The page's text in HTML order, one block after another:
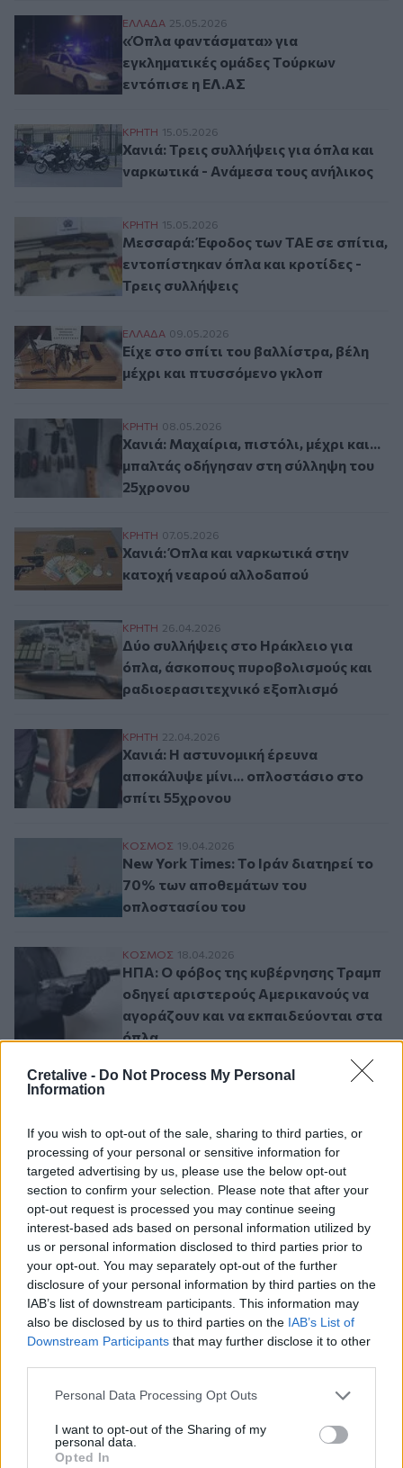
Cretalive - Do Not Process My Personal
Information
If you wish to opt-out of the sale, sharing to third parties, or
processing of your personal or sensitive information for
targeted advertising by us, please use the below opt-out
section to confirm your selection. Please note that after your
opt-out request is processed you may continue seeing
interest-based ads based on personal information utilized by
us or personal information disclosed to third parties prior to
your opt-out. You may separately opt-out of the further
disclosure of your personal information by third parties on the
IAB’s list of downstream participants. This information may
also be disclosed by us to third parties on the IAB’s List of
Downstream Participants that may further disclose it to other
Personal Data Processing Opt Outs
I want to opt-out of the Sharing of my
personal data.
Opted In
«Όπλα φαντάσματα» για εγκληματικές
ΕΛΛAΔΑ 25.05.2026
«Όπλα φαντάσματα» για
εγκληματικές ομάδες Τούρκων
εντόπισε η ΕΛ.ΑΣ
Χανιά: Τρεις συλλήψεις για όπλα και
ΚΡΗΤΗ 15.05.2026
Χανιά: Τρεις συλλήψεις για όπλα και
ναρκωτικά - Ανάμεσα τους ανήλικος
Μεσσαρά: Έφοδος των ΤΑΕ σε σπίτια,
ΚΡΗΤΗ 15.05.2026
Μεσσαρά: Έφοδος των ΤΑΕ σε σπίτια,
εντοπίστηκαν όπλα και κροτίδες -
Τρεις συλλήψεις
Είχε στο σπίτι του βαλλίστρα, βέλη
ΕΛΛAΔΑ 09.05.2026
Είχε στο σπίτι του βαλλίστρα, βέλη
μέχρι και πτυσσόμενο γκλοπ
Χανιά: Μαχαίρια, πιστόλι, μέχρι και...
ΚΡΗΤΗ 08.05.2026
Χανιά: Μαχαίρια, πιστόλι, μέχρι και...
μπαλτάς οδήγησαν στη σύλληψη του
25χρονου
Χανιά: Όπλα και ναρκωτικά στην κατοχή
ΚΡΗΤΗ 07.05.2026
Χανιά: Όπλα και ναρκωτικά στην
κατοχή νεαρού αλλοδαπού
Δύο συλλήψεις στο Ηράκλειο για όπλα,
ΚΡΗΤΗ 26.04.2026
Δύο συλλήψεις στο Ηράκλειο για
όπλα, άσκοπους πυροβολισμούς και
ραδιοερασιτεχνικό εξοπλισμό
Χανιά: Η αστυνομική έρευνα αποκάλυψε
ΚΡΗΤΗ 22.04.2026
Χανιά: Η αστυνομική έρευνα
αποκάλυψε μίνι... οπλοστάσιο στο
σπίτι 55χρονου
New York Times: Το Ιράν διατηρεί το
ΚΟΣΜΟΣ 19.04.2026
New York Times: Το Ιράν διατηρεί το
70% των αποθεμάτων του
οπλοστασίου του
ΗΠΑ: Ο φόβος της κυβέρνησης Τραμπ
ΚΟΣΜΟΣ 18.04.2026
ΗΠΑ: Ο φόβος της κυβέρνησης Τραμπ
οδηγεί αριστερούς Αμερικανούς να
αγοράζουν και να εκπαιδεύονται στα
όπλα
Ροή ειδήσεων Δημοφιλή
11:11
Έλεγχοι με drones και MyCoast σε πάνω από 300
παραλίες
Τροχαίο στις Σέρρες: «Διαλύθηκαν» τα αυτοκίνητα από
τη μετωπική σύγκρουση
10:46
Ξεπέρασαν τις 4.000 τα κρούσματα Εμπολα στο Κονγκό